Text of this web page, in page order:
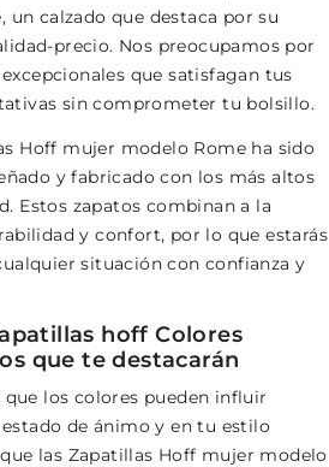
un calzado que destaca por su
precio. Nos preocupamos por
que satisfagan tus
sin comprometer tu bolsillo.
Hoff mujer modelo Rome ha sido
y fabricado con los más altos
Estos zapatos combinan a la
y confort, por lo que estarás
situación con confianza y
hoff Colores
que te destacarán
los colores pueden influir
de ánimo y en tu estilo
las Zapatillas Hoff mujer modelo